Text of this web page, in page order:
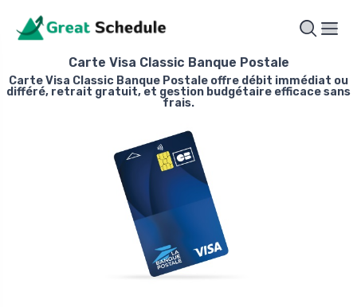
Carte Visa Classic Banque Postale
Carte Visa Classic Banque Postale offre débit immédiat ou
différé, retrait gratuit, et gestion budgétaire efficace sans
frais.